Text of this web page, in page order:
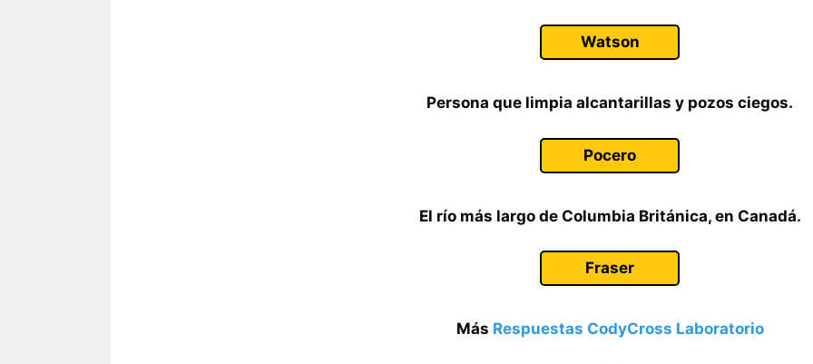
Watson
Persona que limpia alcantarillas y pozos ciegos.
Pocero
El río más largo de Columbia Británica, en Canadá.
Fraser
Más Respuestas CodyCross Laboratorio